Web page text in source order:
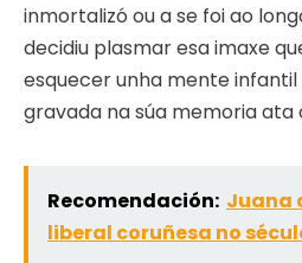
inmortalizó ou a se foi ao
decidiu plasmar esa imaxe
esquecer unha mente
gravada na súa memoria ata
Recomendación: Juana
liberal coruñesa no